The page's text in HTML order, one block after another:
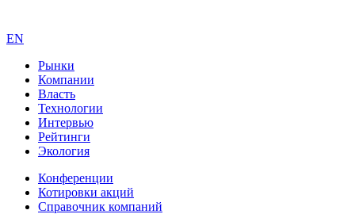
EN
Рынки
Компании
Власть
Технологии
Интервью
Рейтинги
Экология
Конференции
Котировки акций
Справочник компаний